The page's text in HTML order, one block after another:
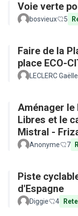
Voie verte
bosvieux 5
Faire de la
place ECO-
LECLERC Gaëlle
Aménager le
Libres et le
Mistral -
Anonyme 7
Piste
d'Espagne
Diggie 4